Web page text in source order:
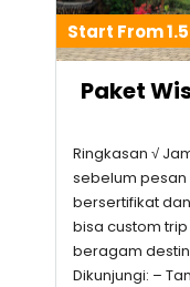
Start From
Paket
Ringkasan √
sebelum pesan
bersertifikat
bisa custom
beragam
Dikunjungi: –